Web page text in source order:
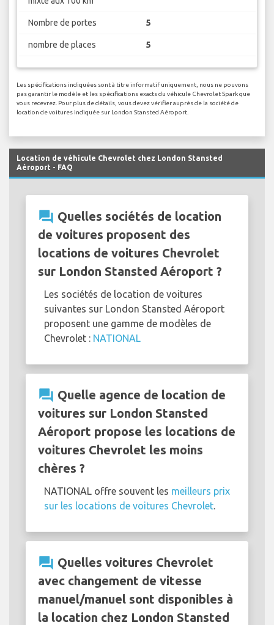
Nombre de portes 5
nombre de places 5
Les spécifications indiquées sont à titre informatif uniquement, nous ne pouvons
pas garantir le modèle et les spécifications exacts du véhicule Chevrolet Spark que
vous recevrez. Pour plus de détails, vous devez vérifier auprès de la société de
location de voitures indiquée sur London Stansted Aéroport.
Location de véhicule Chevrolet chez London Stansted
Aéroport - FAQ
question_answer Quelles sociétés de location
de voitures proposent des
locations de voitures Chevrolet
sur London Stansted Aéroport ?
Les sociétés de location de voitures
suivantes sur London Stansted Aéroport
proposent une gamme de modèles de
Chevrolet : NATIONAL
question_answer Quelle agence de location de
voitures sur London Stansted
Aéroport propose les locations de
voitures Chevrolet les moins
chères ?
NATIONAL offre souvent les meilleurs prix
sur les locations de voitures Chevrolet
question_answer Quelles voitures Chevrolet
avec changement de vitesse
manuel/manuel sont disponibles à
la location chez London Stansted